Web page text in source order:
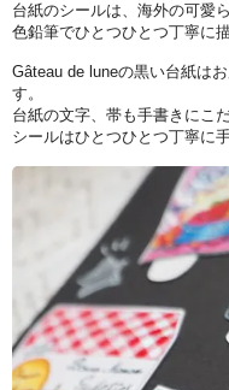
台紙のシールは、海外の可愛
色鉛筆でひとつひとつ丁寧に
Gâteau de luneの黒い台紙は
す。
台紙の文字、帯も手書きにこだ
シールはひとつひとつ丁寧に